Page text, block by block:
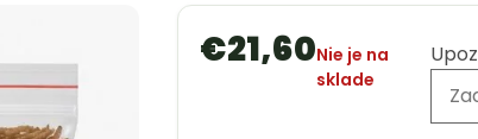
€21,60Nie je na
sklade